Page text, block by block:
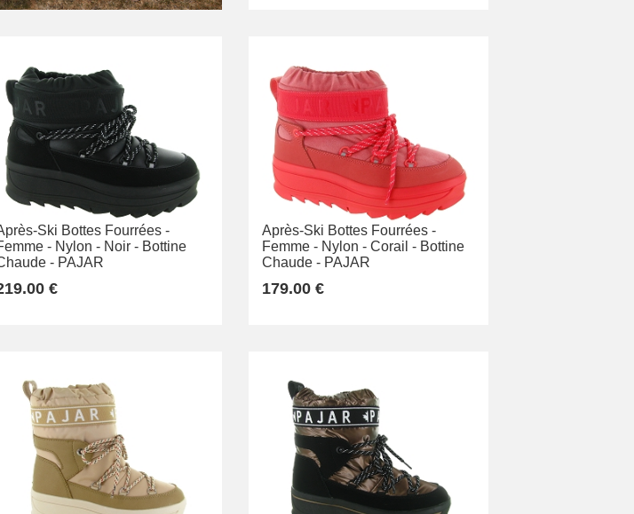
Ski Bottes Fourrées -
- Nylon - Noir - Bottine
- PAJAR
€
Après-Ski Bottes Fourrées -
Femme - Nylon - Corail - Bottine
Chaude - PAJAR
179.00 €